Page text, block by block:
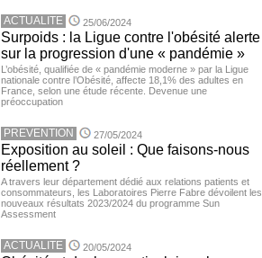
ACTUALITE 25/06/2024
Surpoids : la Ligue contre l'obésité alerte
sur la progression d'une « pandémie »
L’obésité, qualifiée de « pandémie moderne » par la Ligue
nationale contre l’Obésité, affecte 18,1% des adultes en
France, selon une étude récente. Devenue une
préoccupation
PREVENTION 27/05/2024
Exposition au soleil : Que faisons-nous
réellement ?
A travers leur département dédié aux relations patients et
consommateurs, les Laboratoires Pierre Fabre dévoilent les
nouveaux résultats 2023/2024 du programme Sun
Assessment
ACTUALITE 20/05/2024